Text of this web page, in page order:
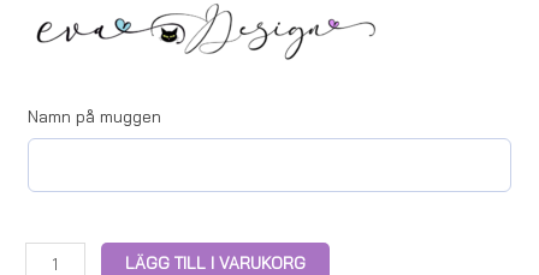
Namn på muggen
LÄGG TILL I VARUKORG